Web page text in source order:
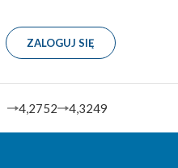
ZALOGUJ SIĘ
4,2752 4,3249